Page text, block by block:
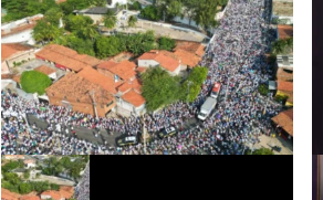
Fortaleza recebe programação na orla
com shows, esportes náuticos e feira
criativa